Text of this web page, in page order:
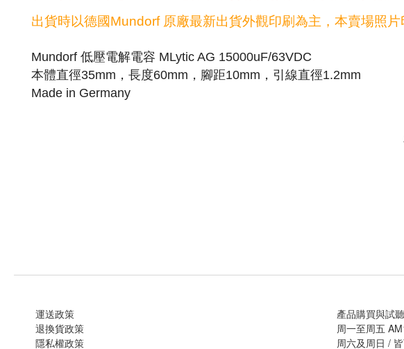
出貨時以德國Mundorf 原廠最新出貨外觀印刷為主，本賣場照
Mundorf 低壓電解電容 MLytic AG 15000uF/63VDC
本體直徑35mm，長度60mm，腳距10mm，引線直徑1.2mm
Made in Germany
運送政策
退換貨政策
隱私權政策
產品購買與試聽
周一至周五
周六及周日 /